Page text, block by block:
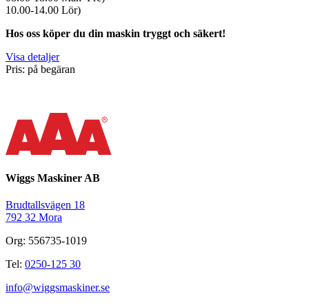
10.00-14.00 Lör)
Hos oss köper du din maskin tryggt och säkert!
Visa detaljer
Pris: på begäran
Wiggs Maskiner AB
Brudtallsvägen 18
792 32 Mora
Org: 556735-1019
Tel: 0250-125 30
info@wiggsmaskiner.se